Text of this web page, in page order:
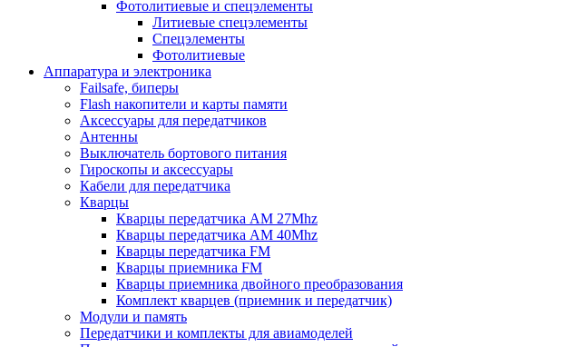
Фотолитиевые и спецэлементы
Литиевые спецэлементы
Спецэлементы
Фотолитиевые
Аппаратура и электроника
Failsafe, биперы
Flash накопители и карты памяти
Аксессуары для передатчиков
Антенны
Выключатель бортового питания
Гироскопы и аксессуары
Кабели для передатчика
Кварцы
Кварцы передатчика AM 27Mhz
Кварцы передатчика AM 40Mhz
Кварцы передатчика FM
Кварцы приемника FM
Кварцы приемника двойного преобразования
Комплект кварцев (приемник и передатчик)
Модули и память
Передатчики и комплекты для авиамоделей